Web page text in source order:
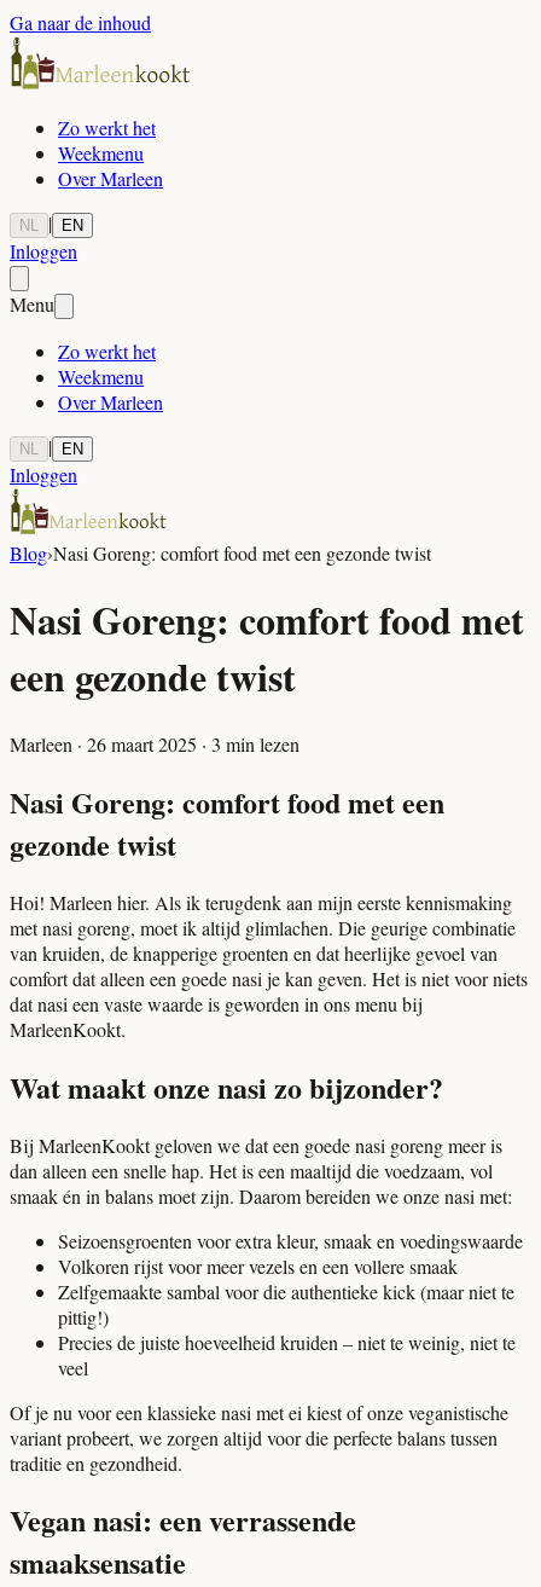
Ga naar de inhoud
Zo werkt het
Weekmenu
Over Marleen
NL | EN
Inloggen
Menu
Zo werkt het
Weekmenu
Over Marleen
NL | EN
Inloggen
Blog›Nasi Goreng: comfort food met een gezonde twist
Nasi Goreng: comfort food met
een gezonde twist
Marleen · 26 maart 2025 · 3 min lezen
Nasi Goreng: comfort food met een
gezonde twist
Hoi! Marleen hier. Als ik terugdenk aan mijn eerste kennismaking
met nasi goreng, moet ik altijd glimlachen. Die geurige combinatie
van kruiden, de knapperige groenten en dat heerlijke gevoel van
comfort dat alleen een goede nasi je kan geven. Het is niet voor niets
dat nasi een vaste waarde is geworden in ons menu bij
MarleenKookt.
Wat maakt onze nasi zo bijzonder?
Bij MarleenKookt geloven we dat een goede nasi goreng meer is
dan alleen een snelle hap. Het is een maaltijd die voedzaam, vol
smaak én in balans moet zijn. Daarom bereiden we onze nasi met:
Seizoensgroenten voor extra kleur, smaak en voedingswaarde
Volkoren rijst voor meer vezels en een vollere smaak
Zelfgemaakte sambal voor die authentieke kick (maar niet te
pittig!)
Precies de juiste hoeveelheid kruiden – niet te weinig, niet te
veel
Of je nu voor een klassieke nasi met ei kiest of onze veganistische
variant probeert, we zorgen altijd voor die perfecte balans tussen
traditie en gezondheid.
Vegan nasi: een verrassende
smaaksensatie